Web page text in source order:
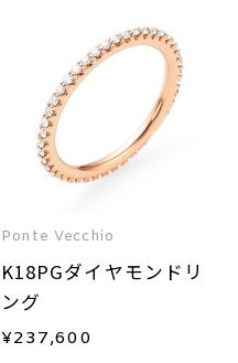
Ponte Vecchio
K18PGダイヤモンドリ
ング
¥237,600